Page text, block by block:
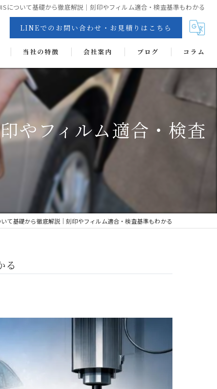
について基礎から徹底解説｜刻印やフィルム適合・検査基準もわかる
LINEでのお問い合わせ・お見積りはこちら
当社の特徴
交換
カーフィルム
抗菌・抗ウイルス・消臭・防カビコーティング
ヘッドライトコート
ディンプルアート
会社案内 ブログ コラム
やフィルム適合・検査
て基礎から徹底解説｜刻印やフィルム適合・検査基準もわかる
る